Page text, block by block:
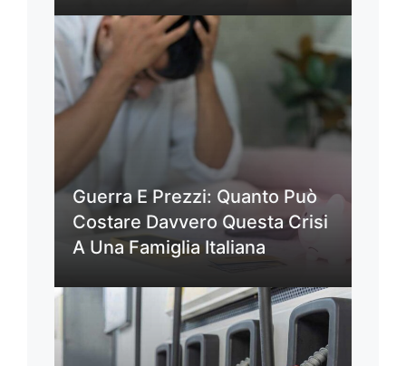
Guerra E Prezzi: Quanto Può
Costare Davvero Questa Crisi
A Una Famiglia Italiana